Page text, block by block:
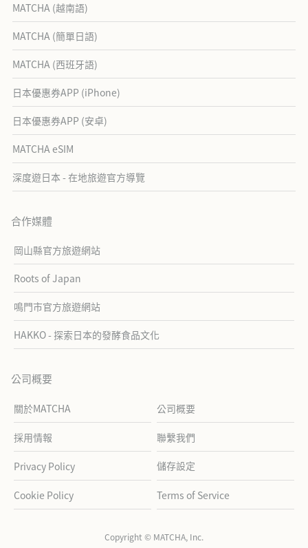
MATCHA (越南語)
MATCHA (簡單日語)
MATCHA (西班牙語)
日本優惠券APP (iPhone)
日本優惠券APP (安卓)
MATCHA eSIM
深度遊日本 - 在地旅遊官方導覽
合作媒體
岡山縣官方旅遊網站
Roots of Japan
鳴門市官方旅遊網站
HAKKO - 探索日本的發酵食品文化
公司概要
關於MATCHA 公司概要
採用情報 聯繫我們
Privacy Policy 儲存設定
Cookie Policy Terms of Service
Copyright © MATCHA, Inc.